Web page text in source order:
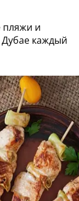
пляжи и
каждый